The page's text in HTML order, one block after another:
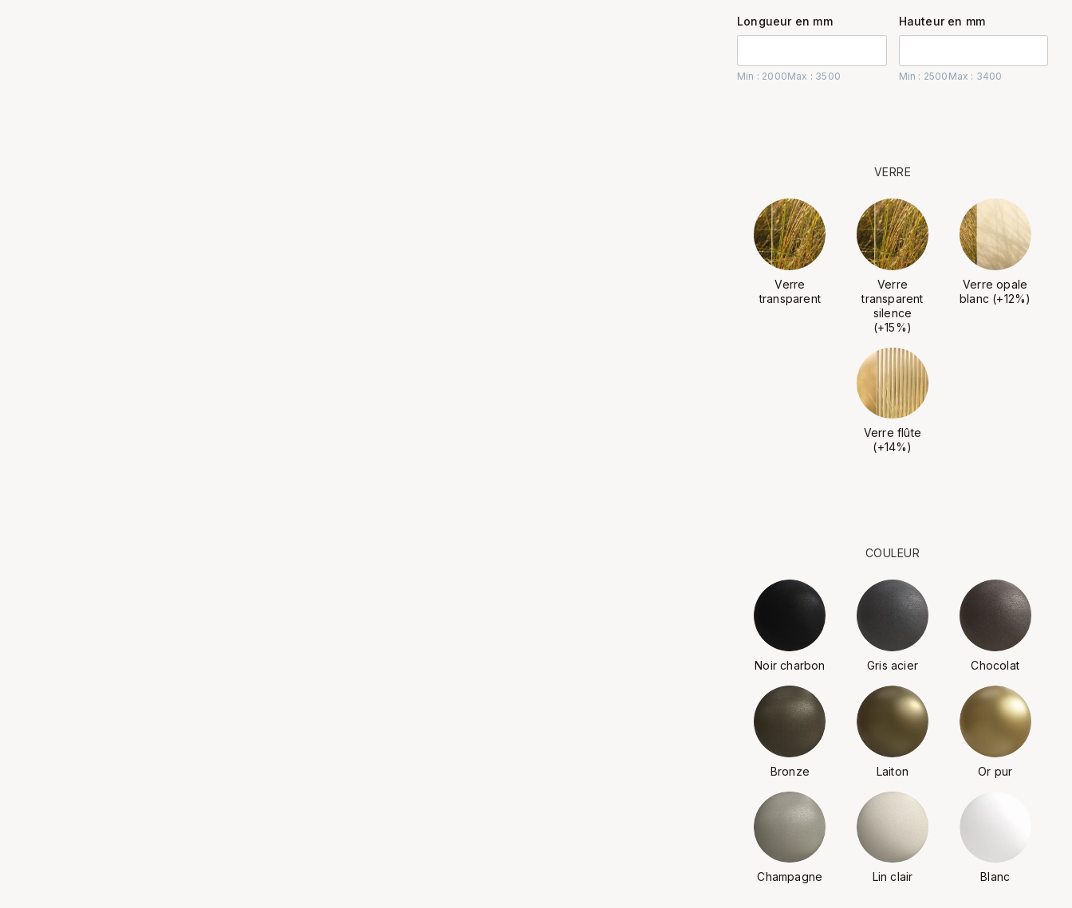
Longueur en mm
Min : 2000Max : 3500
Hauteur en mm
Min : 2500 Max : 3400
VERRE
Verre
transparent
Verre
transparent
silence
(+15%)
Verre opale
blanc (+12%)
Verre flûte
(+14%)
COULEUR
Noir charbon Gris acier Chocolat
Bronze Laiton Or pur
Champagne Lin clair Blanc